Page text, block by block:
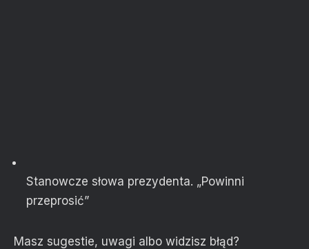
Stanowcze słowa prezydenta. „Powinni
przeprosić”
Masz sugestie, uwagi albo widzisz błąd?